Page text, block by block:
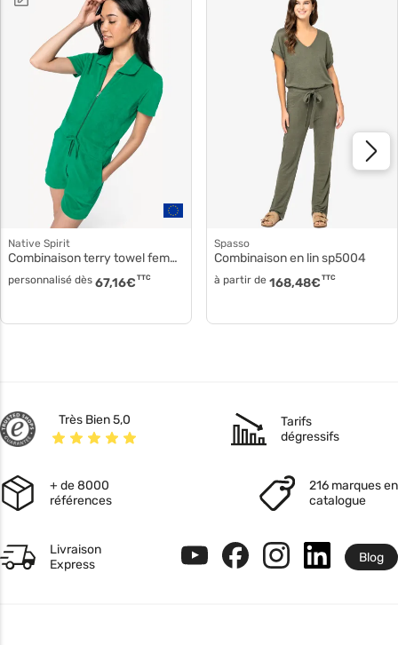
Native Spirit
Combinaison terry towel femme ns5002
personnalisé dès 67,16€ TTC
Spasso
Combinaison en lin sp5004
à partir de 168,48€ TTC
Très Bien 5,0
Tarifs
dégressifs
+ de 8000
références
216 marques en
catalogue
Livraison
Express
Blog